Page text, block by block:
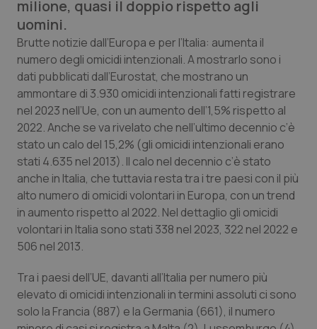
Calabria
Campania
Emilia-Romagna
Friuli Venezia Giulia
Lazio
Liguria
Lombardia
Marche
Molise
Asma & BPCO
Car-T
Colesterolo & coronaropatie
Dermatite Atopica
Diabete & glucometri
Disturbi dell’umore
Dolore
Donna & Salute
Epatiti
milione, quasi il doppio rispetto agli
uomini.
Brutte notizie dall’Europa e per l’Italia: aumenta il
numero degli omicidi intenzionali. A mostrarlo sono i
dati pubblicati dall’Eurostat, che mostrano un
ammontare di 3.930 omicidi intenzionali fatti registrare
nel 2023 nell’Ue, con un aumento dell’1,5% rispetto al
2022. Anche se va rivelato che nell’ultimo decennio c’è
stato un calo del 15,2% (gli omicidi intenzionali erano
stati 4.635 nel 2013). Il calo nel decennio c’è stato
anche in Italia, che tuttavia resta tra i tre paesi con il più
alto numero di omicidi volontari in Europa, con un trend
in aumento rispetto al 2022. Nel dettaglio gli omicidi
volontari in Italia sono stati 338 nel 2023, 322 nel 2022 e
506 nel 2013.
Tra i paesi dell’UE, davanti all’Italia per numero più
elevato di omicidi intenzionali in termini assoluti ci sono
solo la Francia (887) e la Germania (661), il numero